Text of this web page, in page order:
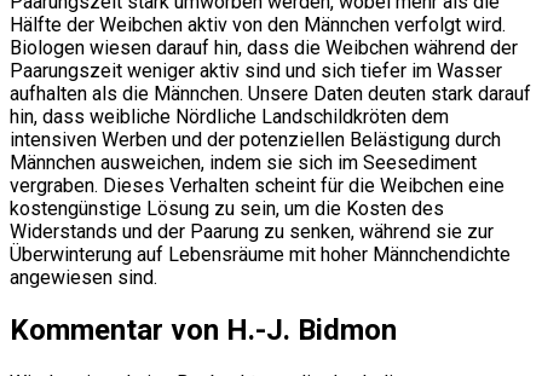
Hälfte der Weibchen aktiv von den Männchen verfolgt wird.
Biologen wiesen darauf hin, dass die Weibchen während der
Paarungszeit weniger aktiv sind und sich tiefer im Wasser
aufhalten als die Männchen. Unsere Daten deuten stark darauf
hin, dass weibliche Nördliche Landschildkröten dem
intensiven Werben und der potenziellen Belästigung durch
Männchen ausweichen, indem sie sich im Seesediment
vergraben. Dieses Verhalten scheint für die Weibchen eine
kostengünstige Lösung zu sein, um die Kosten des
Widerstands und der Paarung zu senken, während sie zur
Überwinterung auf Lebensräume mit hoher Männchendichte
angewiesen sind.
Kommentar von H.-J. Bidmon